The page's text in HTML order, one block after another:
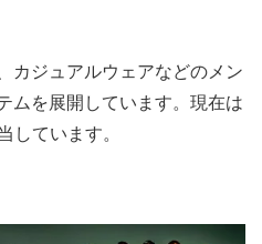
カジュアルウェアなどのメン
ムを展開しています。現在は
しています。